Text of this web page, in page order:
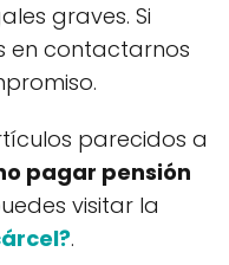
graves. Si
en contactarnos
parecidos a
pagar pensión
visitar la
.